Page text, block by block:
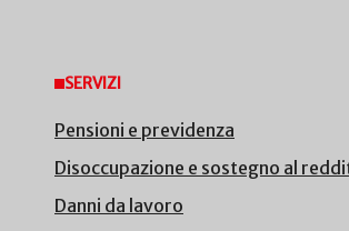
SERVIZI
Pensioni e previdenza
Disoccupazione e sostegno al
Danni da lavoro